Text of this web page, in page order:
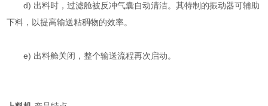
d) 出料时，过滤舱被反冲气囊自动清洁。其特制的振动器可辅助
下料，以提高输送粘稠物的效率。
e) 出料舱关闭，整个输送流程再次启动。